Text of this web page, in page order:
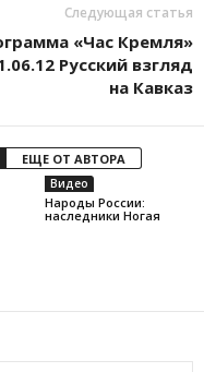
Следующая статья
«Час Кремля»
Русский взгляд
на Кавказ
ЕЩЕ ОТ АВТОРА
Видео
Народы России:
наследники Ногая